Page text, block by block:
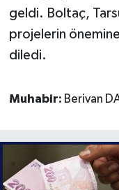
geldi. Boltaç,
projelerin
diledi.
Muhabir: Berivan